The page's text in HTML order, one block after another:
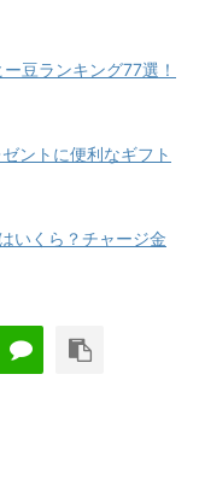
豆ランキング77選！
ントに便利なギフト
いくら？チャージ金